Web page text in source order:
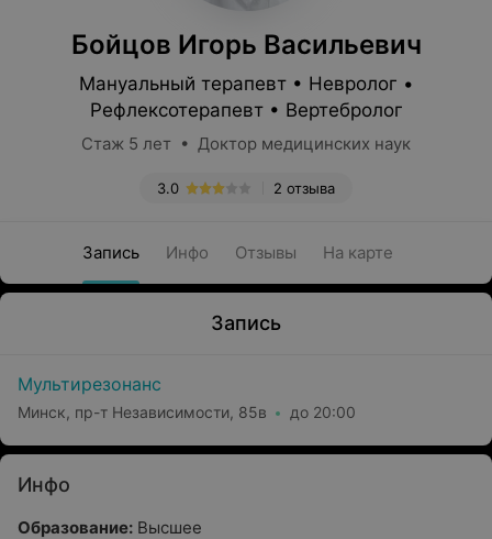
Бойцов Игорь Васильевич
Мануальный терапевт • Невролог •
Рефлексотерапевт • Вертебролог
Стаж 5 лет • Доктор медицинских наук
2 отзыва
3.0
Запись Инфо Отзывы На карте
Запись
Мультирезонанс
Минск, пр-т Независимости, 85в до 20:00
Инфо
Образование: Высшее